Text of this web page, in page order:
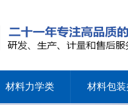
材料力学类 材料包装